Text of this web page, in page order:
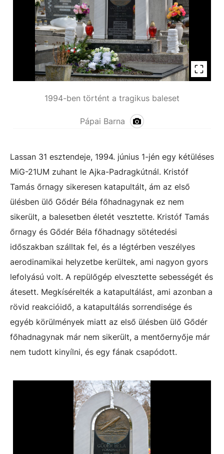
1994-ben történt a tragikus baleset
Pápai Barna
Lassan 31 esztendeje, 1994. június 1-jén egy kétüléses
MiG-21UM zuhant le Ajka-Padragkútnál. Kristóf
Tamás őrnagy sikeresen katapultált, ám az első
ülésben ülő Gődér Béla főhadnagynak ez nem
sikerült, a balesetben életét vesztette. Kristóf Tamás
őrnagy és Gődér Béla főhadnagy sötétedési
időszakban szálltak fel, és a légtérben veszélyes
aerodinamikai helyzetbe kerültek, ami nagyon gyors
lefolyású volt. A repülőgép elvesztette sebességét és
átesett. Megkísérelték a katapultálást, ami azonban a
rövid reakcióidő, a katapultálás sorrendisége és
egyéb körülmények miatt az első ülésben ülő Gődér
főhadnagynak már nem sikerült, a mentőernyője már
nem tudott kinyílni, és egy fának csapódott.